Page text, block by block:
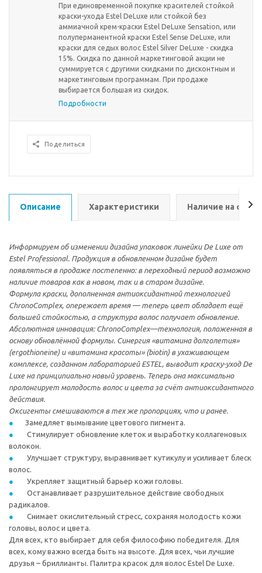
При единовременной покупке красителей стойкой
краски-ухода Estel DeLuxe или стойкой без
аммиачной крем-краски Estel DeLuxe Sensation, или
полуперманентной краски Estel Sense DeLuxe, или
краски для седых волос Estel Silver DeLuxe - скидка
15%. Скидка по данной маркетинговой акции не
суммируется с другими скидками по дисконтным и
маркетинговым программам. При продаже
выбирается большая из скидок.
Подробности
Поделиться
Описание Характеристики Наличие на
Информируем об изменении дизайна упаковок линейки De Luxe от
Estel Professional. Продукция в обновленном дизайне будет
появляться в продаже постепенно: в переходный период возможно
наличие товаров как в новом, так и в старом дизайне.
Формула краски, дополненная антиоксидантной технологией
ChronoComplex, опережает время — теперь цвет обладает ещё
большей стойкостью, а структура волос получает обновление.
Абсолютная инновация: ChronoComplex—технология, положенная в
основу обновлённой формулы. Синергия «витамина долголетия»
(ergothioneine) и «витамина красоты» (biotin) в ухаживающем
комплексе, созданном лабораторией ESTEL, выводит краску-уход De
Luxe на принципиально новый уровень. Теперь она максимально
пролонгирует молодость волос и цвета за счёт антиоксидантного
действия.
Оксигенты смешиваются в тех же пропорциях, что и ранее.
Замедляет вымывание цветового пигмента.
Стимулирует обновление клеток и выработку коллагеновых
волокон.
Улучшает структуру, выравнивает кутикулу и усиливает блеск
волос.
Укрепляет защитный барьер кожи головы.
Останавливает разрушительное действие свободных
радикалов.
Снимает окислительный стресс, сохраняя молодость кожи
головы, волос и цвета.
Для всех, кто выбирает для себя философию победителя. Для
всех, кому важно всегда быть на высоте. Для всех, чьи лучшие
друзья – бриллианты. Палитра красок для волос Estel De Luxe.